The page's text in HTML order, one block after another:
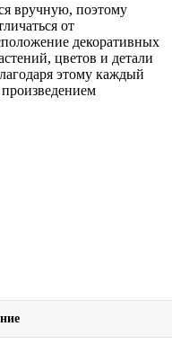
вручную, поэтому
от
декоративных
цветов и детали
этому каждый